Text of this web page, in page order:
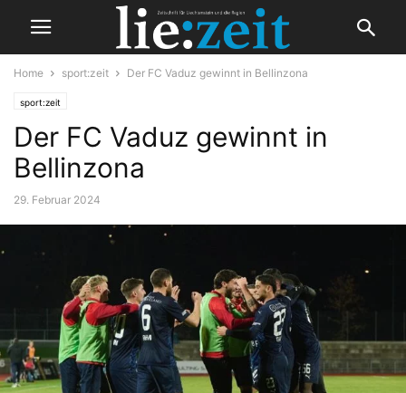
Home sport:zeit Der FC Vaduz gewinnt in Bellinzona
sport:zeit
Der FC Vaduz gewinnt in
Bellinzona
29. Februar 2024